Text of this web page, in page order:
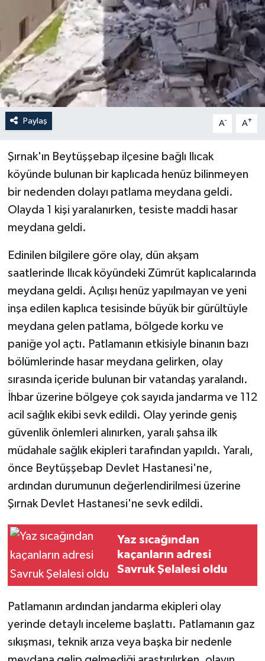
Paylaş A- A+
Şırnak'ın Beytüşşebap ilçesine bağlı Ilıcak
köyünde bulunan bir kaplıcada henüz bilinmeyen
bir nedenden dolayı patlama meydana geldi.
Olayda 1 kişi yaralanırken, tesiste maddi hasar
meydana geldi.
Edinilen bilgilere göre olay, dün akşam
saatlerinde Ilıcak köyündeki Zümrüt kaplıcalarında
meydana geldi. Açılışı henüz yapılmayan ve yeni
inşa edilen kaplıca tesisinde büyük bir gürültüyle
meydana gelen patlama, bölgede korku ve
paniğe yol açtı. Patlamanın etkisiyle binanın bazı
bölümlerinde hasar meydana gelirken, olay
sırasında içeride bulunan bir vatandaş yaralandı.
İhbar üzerine bölgeye çok sayıda jandarma ve 112
acil sağlık ekibi sevk edildi. Olay yerinde geniş
güvenlik önlemleri alınırken, yaralı şahsa ilk
müdahale sağlık ekipleri tarafından yapıldı. Yaralı,
önce Beytüşşebap Devlet Hastanesi'ne,
ardından durumunun değerlendirilmesi üzerine
Şırnak Devlet Hastanesi'ne sevk edildi.
Yaz sıcağından
kaçanların adresi
Savruk Şelalesi oldu
Patlamanın ardından jandarma ekipleri olay
yerinde detaylı inceleme başlattı. Patlamanın gaz
sıkışması, teknik arıza veya başka bir nedenle